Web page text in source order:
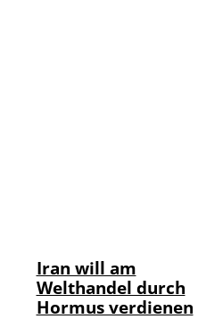
Iran will am
Welthandel durch
Hormus verdienen